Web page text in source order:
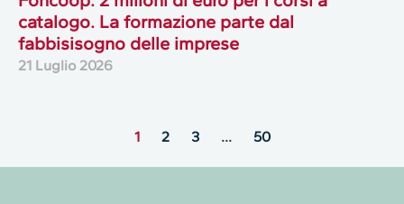
catalogo. La formazione parte dal
fabbisisogno delle imprese
21 Luglio 2026
1 2 3 … 50